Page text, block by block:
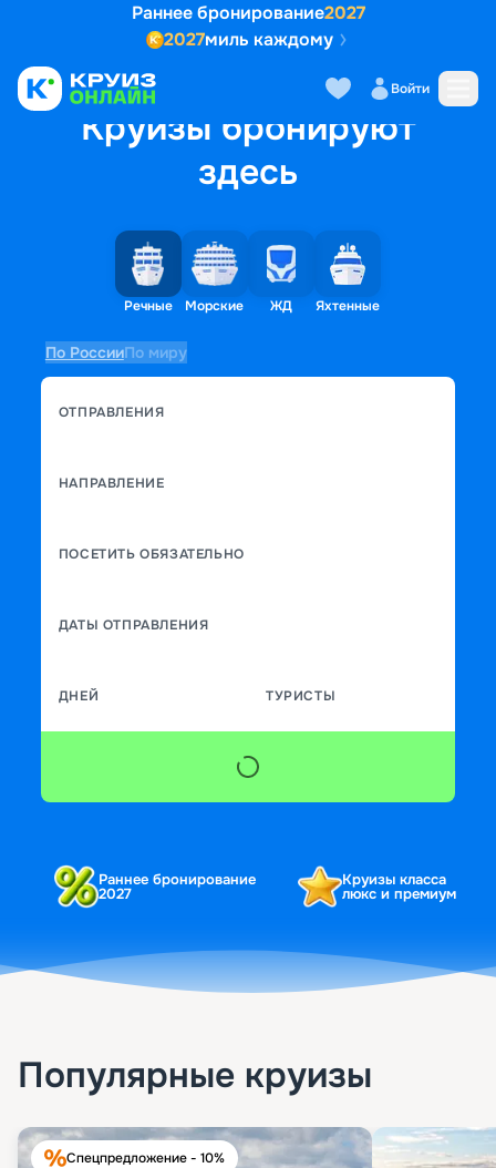
Раннее бронирование2027
2027миль каждому
Войти
Круизы бронируют
здесь
Речные Морские ЖД Яхтенные
По РоссииПо миру
ОТПРАВЛЕНИЯ
НАПРАВЛЕНИЕ
ПОСЕТИТЬ ОБЯЗАТЕЛЬНО
ДАТЫ ОТПРАВЛЕНИЯ
ДНЕЙ ТУРИСТЫ
Раннее бронирование
2027
Круизы класса
люкс и премиум
Популярные круизы
Спецпредложение - 10%